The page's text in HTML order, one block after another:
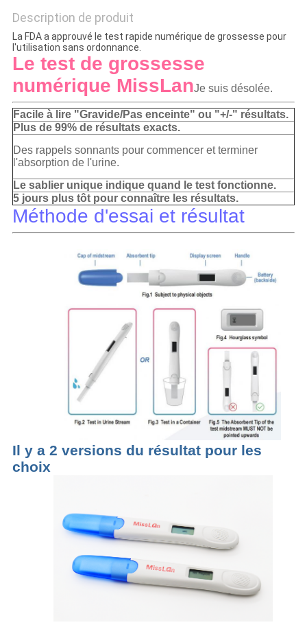
Description de produit
La FDA a approuvé le test rapide numérique de grossesse pour
l'utilisation sans ordonnance.
Le test de grossesse
numérique MissLanJe suis désolée.
Facile à lire "Gravide/Pas enceinte" ou "+/-" résultats.
Plus de 99% de résultats exacts.
Des rappels sonnants pour commencer et terminer
l'absorption de l'urine.
Le sablier unique indique quand le test fonctionne.
5 jours plus tôt pour connaître les résultats.
Méthode d'essai et résultat
Il y a 2 versions du résultat pour les
choix